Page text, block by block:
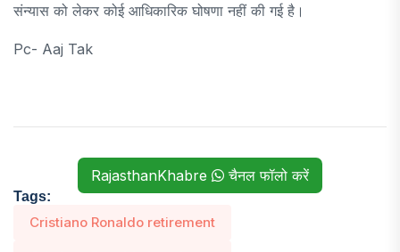
संन्यास को लेकर कोई आधिकारिक घोषणा नहीं की गई है।
Pc- Aaj Tak
RajasthanKhabre चैनल फॉलो करें
Tags:
Cristiano Ronaldo retirement